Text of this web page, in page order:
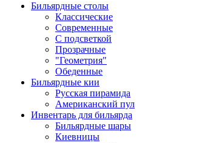
Бильярдные столы
Классические
Современные
С подсветкой
Прозрачные
"Геометрия"
Обеденные
Бильярдные кии
Русская пирамида
Американский пул
Инвентарь для бильярда
Бильярдные шары
Киевницы